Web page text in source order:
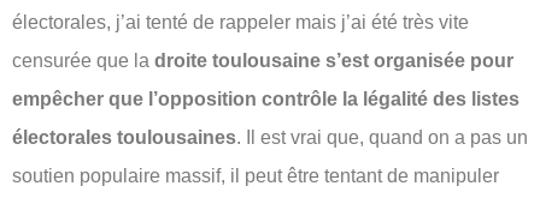
électorales, j’ai tenté de rappeler mais j’ai été très vite
censurée que la droite toulousaine s’est organisée pour
empêcher que l’opposition contrôle la légalité des listes
électorales toulousaines. Il est vrai que, quand on a pas un
soutien populaire massif, il peut être tentant de manipuler